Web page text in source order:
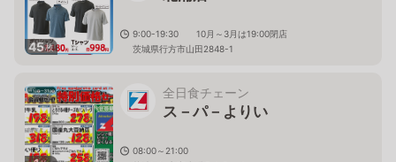
45枚
9:00-19:30 10月～3月は19:00閉店
茨城県行方市山田2848-1
全日食チェーン
ス－パ－よりい
08:00～21:00